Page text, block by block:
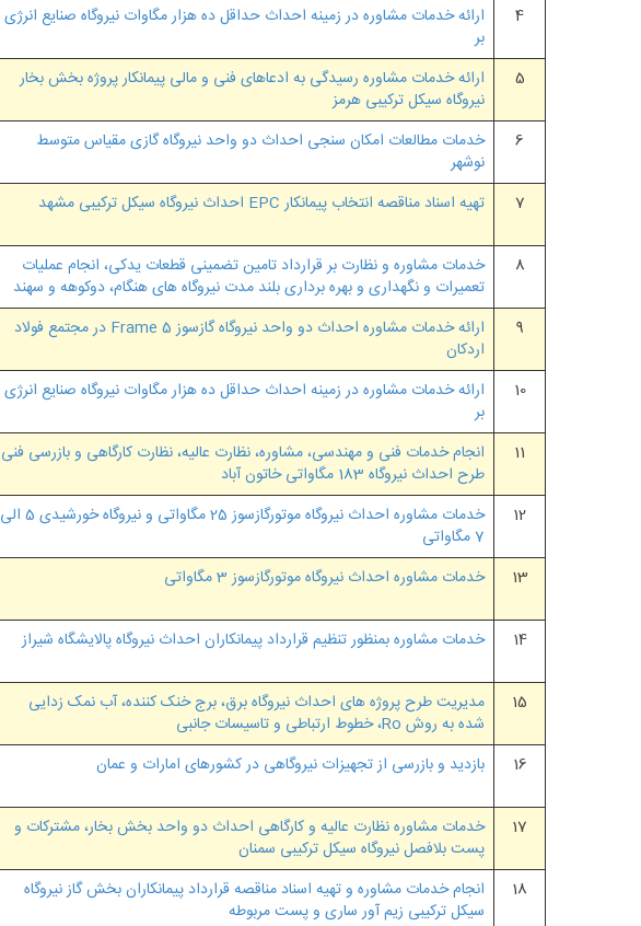
4
ارائه خدمات مشاوره در زمینه احداث حداقل ده هزار مگاوات نیروگاه صنایع انرژی
بر
5
ارائه خدمات مشاوره رسیدگی به ادعاهای فنی و مالی پیمانکار پروژه بخش بخار
نیروگاه سیکل ترکیبی هرمز
6
خدمات مطالعات امکان سنجی احداث دو واحد نیروگاه گازی مقیاس متوسط
نوشهر
7
تهیه اسناد مناقصه انتخاب پیمانکار EPC احداث نیروگاه سیکل ترکیبی مشهد
8
خدمات مشاوره و نظارت بر قرارداد تامین تضمینی قطعات یدکی، انجام عملیات
تعمیرات و نگهداری و بهره برداری بلند مدت نیروگاه های هنگام، دوکوهه و سهند
9
ارائه خدمات مشاوره احداث دو واحد نیروگاه گازسوز Frame 5 در مجتمع فولاد
اردکان
10
ارائه خدمات مشاوره در زمینه احداث حداقل ده هزار مگاوات نیروگاه صنایع انرژی
بر
11
اﻧﺠﺎم ﺧﺪﻣﺎت ﻓﻨﯽ و ﻣﻬﻨﺪﺳﯽ، ﻣﺸﺎوره، ﻧﻈﺎرت ﻋﺎﻟﯿﻪ، ﻧﻈﺎرت ﮐﺎرﮔﺎﻫﯽ و ﺑﺎزرﺳﯽ ﻓﻨﯽ
ﻃﺮح اﺣﺪاث ﻧﯿﺮوﮔﺎه 183 مگاواتی خاتون آباد
12
خدمات مشاوره احداث نیروگاه موتورگازسوز 25 مگاواتی و نیروگاه خورشیدی 5 الی
7 مگاواتی
13
خدمات مشاوره احداث نیروگاه موتورگازسوز 3 مگاواتی
14
خدمات مشاوره بمنظور تنظیم قرارداد پیمانکاران احداث نیروگاه پالایشگاه شیراز
15
مدیریت طرح پروژه های احداث نیروگاه برق، برج خنک کننده، آب نمک زدایی
شده به روش Ro، خطوط ارتباطی و تاسیسات جانبی
16
بازدید و بازرسی از تجهیزات نیروگاهی در کشورهای امارات و عمان
17
خدمات مشاوره نظارت عالیه و کارگاهی احداث دو واحد بخش بخار، مشترکات و
پست بلافصل نیروگاه سیکل ترکیبی سمنان
18
انجام خدمات مشاوره و تهیه اسناد مناقصه قرارداد پیمانکاران بخش گاز نیروگاه
سیکل ترکیبی زیم آور ساری و پست مربوطه